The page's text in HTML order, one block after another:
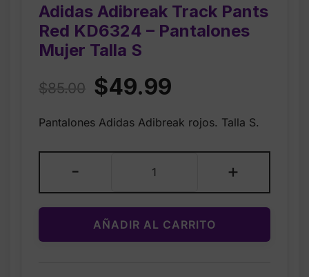
Adidas Adibreak Track Pants
Red KD6324 – Pantalones
Mujer Talla S
$85.00 Original
was:
$85.00.
$49.99
is:
$49.99.
Pantalones Adidas Adibreak rojos. Talla S.
-
Adibreak
Track
Pants
Red
KD6324
+
AÑADIR AL CARRITO